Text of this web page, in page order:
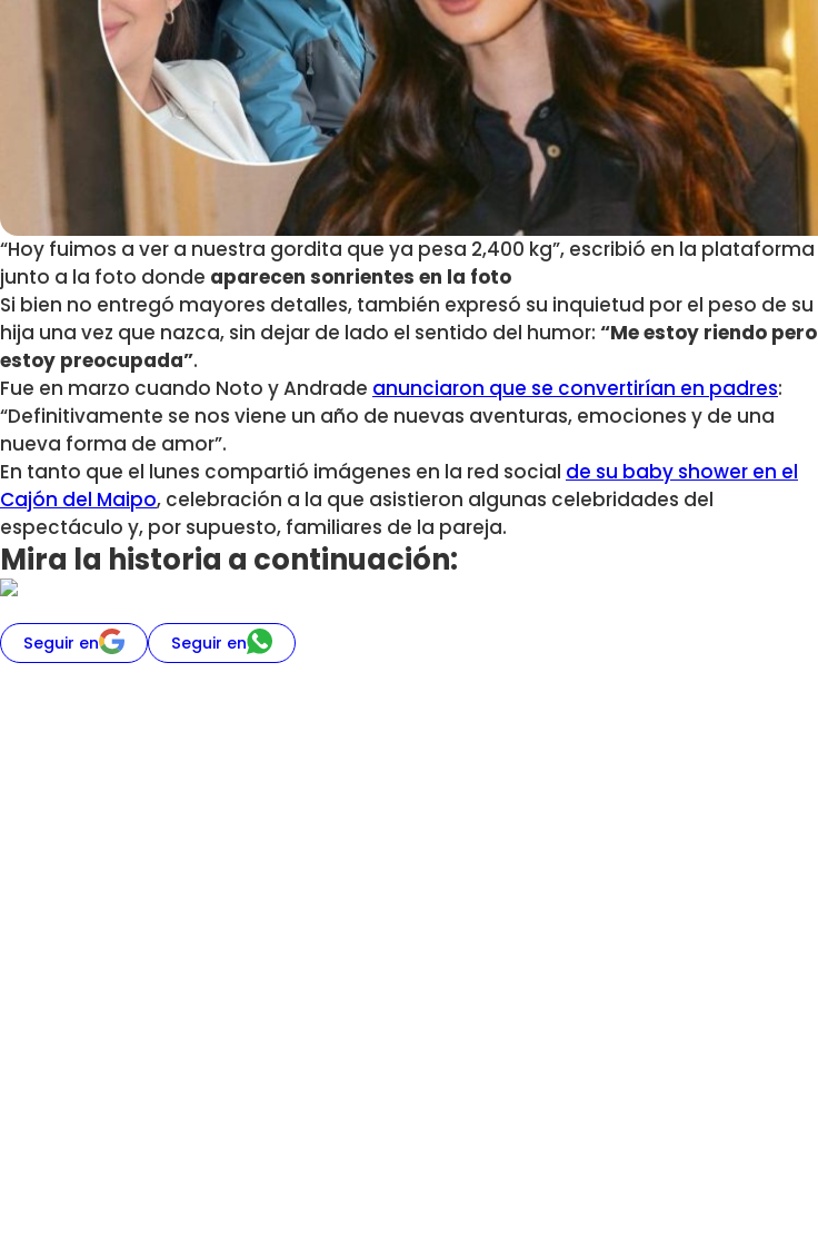
“Hoy fuimos a ver a nuestra gordita que ya pesa 2,400 kg”, escribió en la plataforma
junto a la foto donde aparecen sonrientes en la foto
Si bien no entregó mayores detalles, también expresó su inquietud por el peso de su
hija una vez que nazca, sin dejar de lado el sentido del humor: “Me estoy riendo pero
estoy preocupada”.
Fue en marzo cuando Noto y Andrade anunciaron que se convertirían en padres:
“Definitivamente se nos viene un año de nuevas aventuras, emociones y de una
nueva forma de amor”.
En tanto que el lunes compartió imágenes en la red social de su baby shower en el
Cajón del Maipo, celebración a la que asistieron algunas celebridades del
espectáculo y, por supuesto, familiares de la pareja.
Mira la historia a continuación:
Seguir en Seguir en